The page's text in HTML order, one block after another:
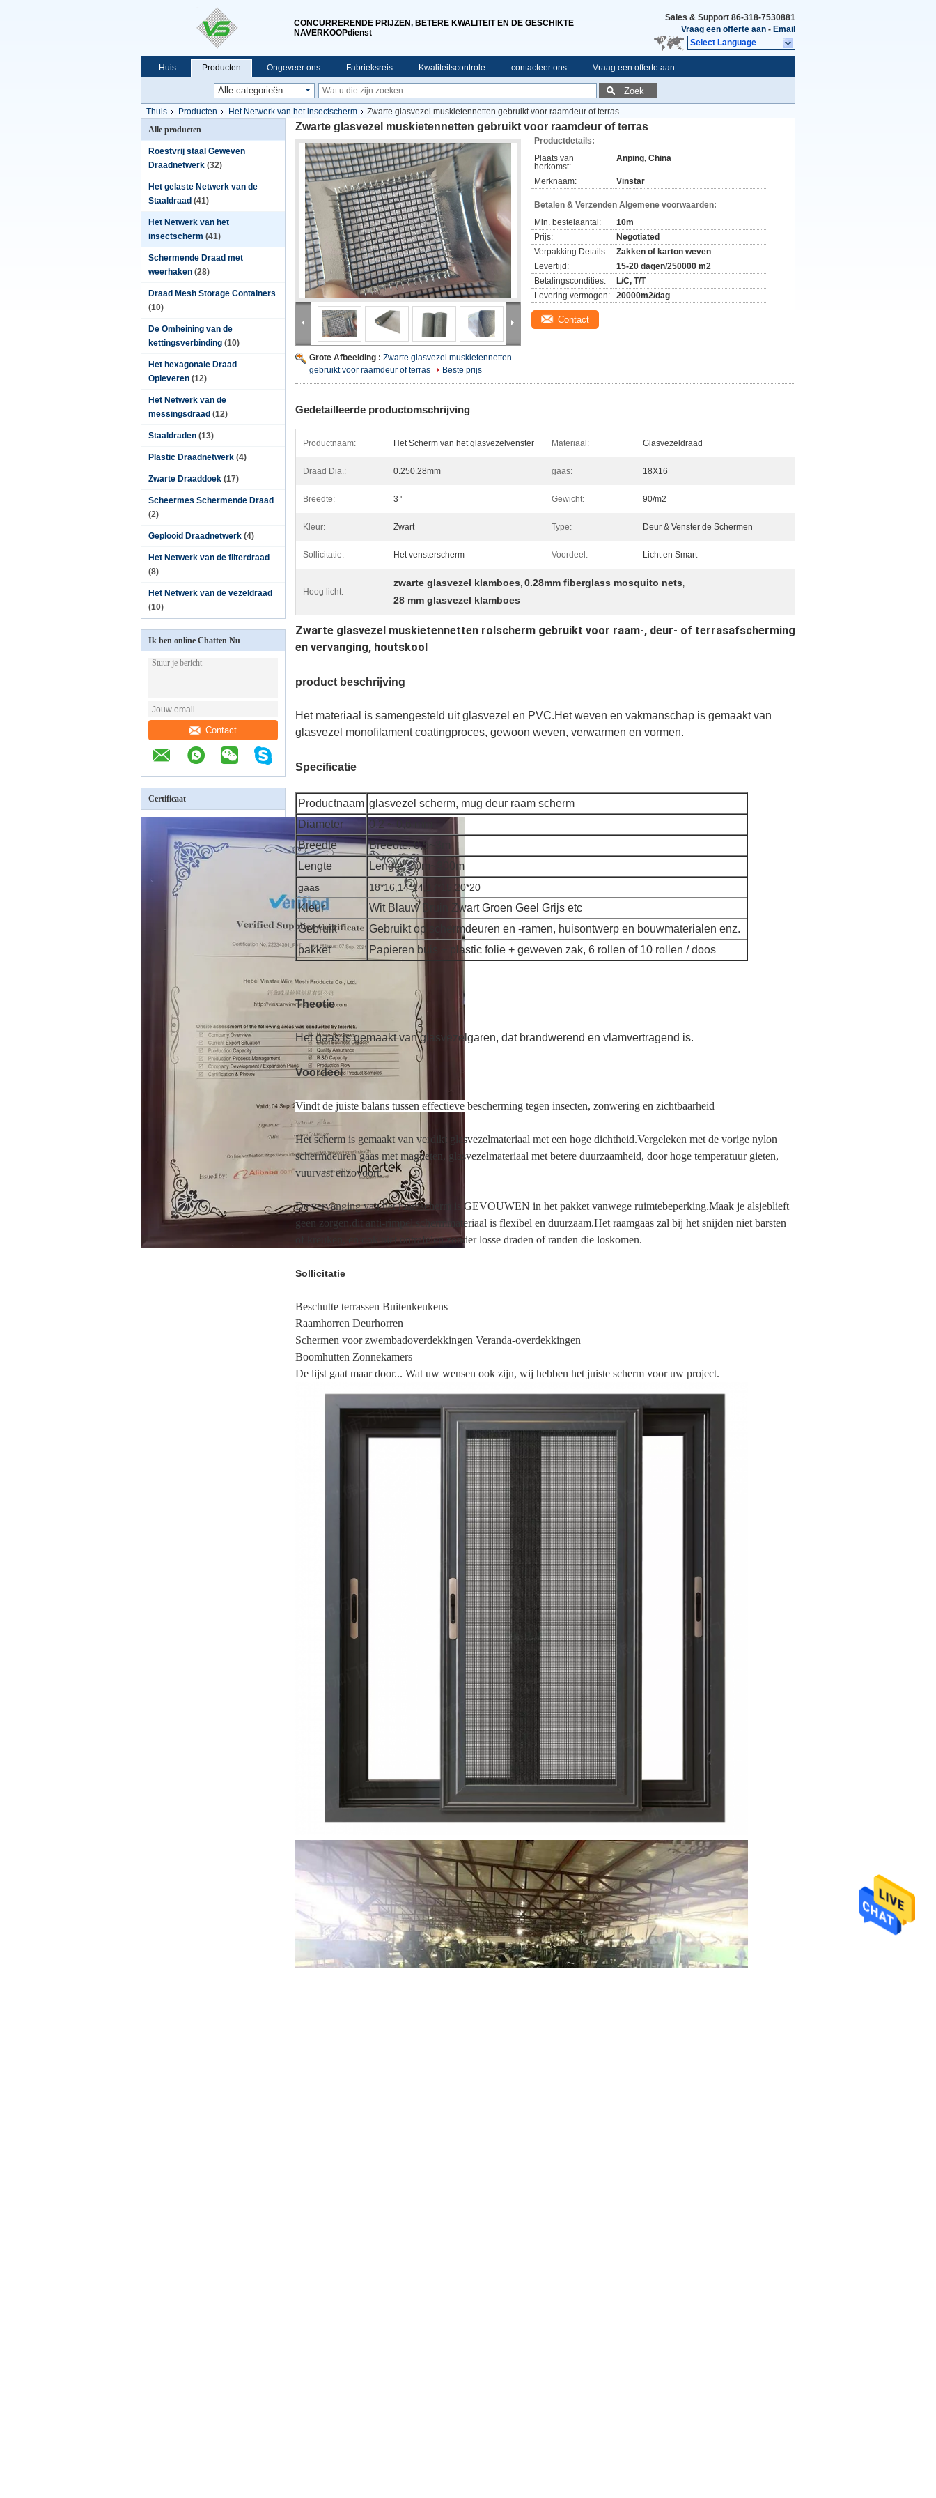
CONCURRERENDE PRIJZEN, BETERE KWALITEIT EN DE GESCHIKTE
NAVERKOOPdienst
Sales & Support 86-318-7530881
Vraag een offerte aan - Email
Select Language
Huis Producten Ongeveer ons Fabrieksreis Kwaliteitscontrole contacteer ons Vraag een offerte aan
Zoek
Thuis Producten Het Netwerk van het insectscherm
Zwarte glasvezel muskietennetten gebruikt voor raamdeur of terras
Alle producten
Roestvrij staal Geweven
Draadnetwerk (32)
Het gelaste Netwerk van de
Staaldraad (41)
Het Netwerk van het
insectscherm (41)
Schermende Draad met
weerhaken (28)
Draad Mesh Storage Containers
(10)
De Omheining van de
kettingsverbinding (10)
Het hexagonale Draad
Opleveren (12)
Het Netwerk van de
messingsdraad (12)
Staaldraden (13)
Plastic Draadnetwerk (4)
Zwarte Draaddoek (17)
Scheermes Schermende Draad
(2)
Geplooid Draadnetwerk (4)
Het Netwerk van de filterdraad
(8)
Het Netwerk van de vezeldraad
(10)
Ik ben online Chatten Nu
Contact
Certificaat
Zwarte glasvezel muskietennetten gebruikt voor raamdeur of terras
Grote Afbeelding : Zwarte glasvezel muskietennetten
gebruikt voor raamdeur of terras
Beste prijs
Productdetails:
Plaats van
herkomst:
Anping, China
Merknaam: Vinstar
Betalen & Verzenden Algemene voorwaarden:
Min. bestelaantal:
10m
Prijs:
Negotiated
Verpakking Details:
Zakken of karton weven
Levertijd:
15-20 dagen/250000 m2
Betalingscondities:
L/C, T/T
Levering vermogen:
20000m2/dag
Contact
Gedetailleerde productomschrijving
Productnaam: Het Scherm van het glasvezelvenster Materiaal: Glasvezeldraad
Draad Dia.: 0.250.28mm gaas: 18X16
Breedte: 3 ' Gewicht: 90/m2
Kleur: Zwart Type: Deur & Venster de Schermen
Sollicitatie: Het vensterscherm Voordeel: Licht en Smart
Hoog licht:
zwarte glasvezel klamboes, 0.28mm fiberglass mosquito nets,
28 mm glasvezel klamboes
Zwarte glasvezel muskietennetten rolscherm gebruikt voor raam-, deur- of terrasafscherming
en vervanging, houtskool
product beschrijving
Het materiaal is samengesteld uit glasvezel en PVC.Het weven en vakmanschap is gemaakt van
glasvezel monofilament coatingproces, gewoon weven, verwarmen en vormen.
Specificatie
Productnaam glasvezel scherm, mug deur raam scherm
Diameter
0,2 ~ 0,6 mm
Breedte
Breedte: 0,5~3m
Lengte
Lengte: 30m~300m
gaas 18*16,14*14,17*15,20*20
Kleur
Wit Blauw Bruin Zwart Groen Geel Grijs etc
Gebruik
Gebruikt op schermdeuren en -ramen, huisontwerp en bouwmaterialen enz.
pakket
Papieren buis + plastic folie + geweven zak, 6 rollen of 10 rollen / doos
Theotie
Het gaas is gemaakt van glasvezelgaren, dat brandwerend en vlamvertragend is.
Voordeel
Vindt de juiste balans tussen effectieve bescherming tegen insecten, zonwering en zichtbaarheid
Het scherm is gemaakt van verdikt glasvezelmateriaal met een hoge dichtheid.Vergeleken met de vorige nylon
schermdeuren gaas met magneten, glasvezelmateriaal met betere duurzaamheid, door hoge temperatuur gieten,
vuurvast enzovoort.
De vervanging van het raamscherm is GEVOUWEN in het pakket vanwege ruimtebeperking.Maak je alsjeblieft
geen zorgen.dit anti-rimpel schermmateriaal is flexibel en duurzaam.Het raamgaas zal bij het snijden niet barsten
of kreuken, en ook niet ontrafelen.zonder losse draden of randen die loskomen.
Sollicitatie
Beschutte terrassen Buitenkeukens
Raamhorren Deurhorren
Schermen voor zwembadoverdekkingen Veranda-overdekkingen
Boomhutten Zonnekamers
De lijst gaat maar door... Wat uw wensen ook zijn, wij hebben het juiste scherm voor uw project.